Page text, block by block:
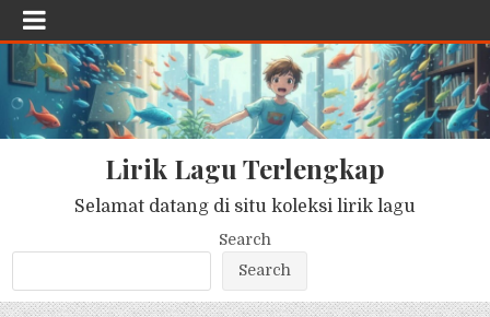
Lirik Lagu Terlengkap
Selamat datang di situ koleksi lirik lagu
Search
Search